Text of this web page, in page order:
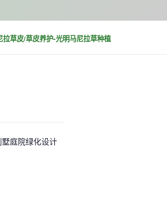
拉草皮/草皮养护-光明马尼拉草种植
庭院绿化设计